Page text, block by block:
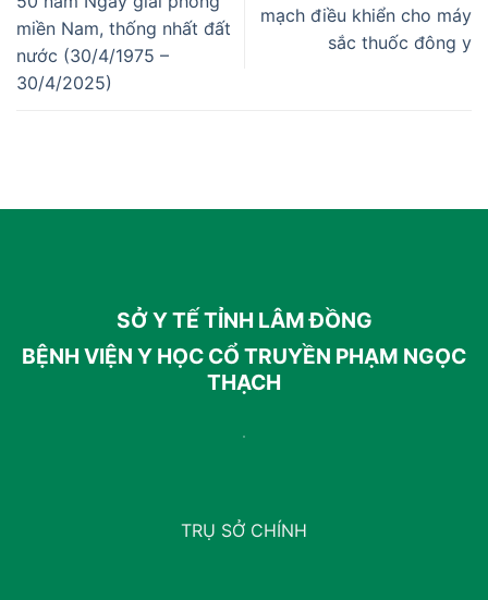
miền Nam, thống nhất đất
nước (30/4/1975 –
30/4/2025)
mạch điều khiển cho máy
sắc thuốc đông y
SỞ Y TẾ TỈNH LÂM ĐỒNG
BỆNH VIỆN Y HỌC CỔ TRUYỀN PHẠM NGỌC
THẠCH
TRỤ SỞ CHÍNH